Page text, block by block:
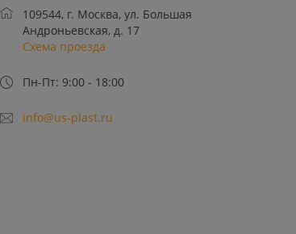
109544, г. Москва, ул. Большая
Андроньевская, д. 17
Схема проезда
Пн-Пт: 9:00 - 18:00
info@us-plast.ru